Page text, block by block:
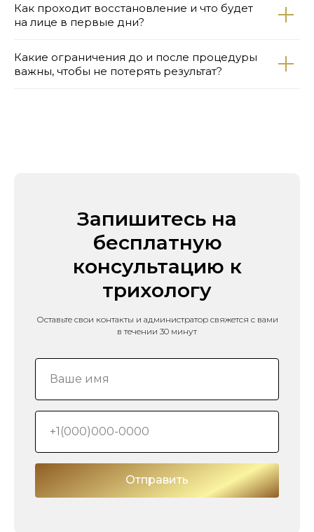
Как проходит восстановление и что будет
на лице в первые дни?
Какие ограничения до и после процедуры
важны, чтобы не потерять результат?
Запишитесь на
бесплатную
консультацию к
трихологу
Оставьте свои контакты и администратор свяжется с вами
в течении 30 минут
Отправить